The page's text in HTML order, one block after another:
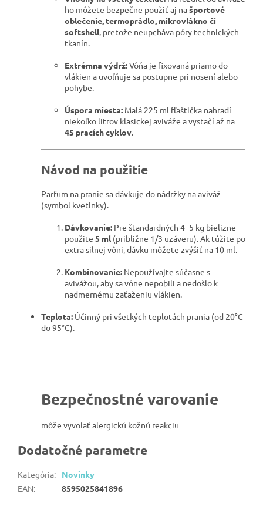
ho môžete bezpečne použiť aj našportové
oblečenie, termoprádlo, mikrovlákno či
softshell, pretože neupcháva póry technických
tkanín.
Extrémna výdrž:Vôňa je fixovaná priamo do
vlákien a uvoľňuje sa postupne pri nosení alebo
pohybe.
Úspora miesta: Malá 225 ml fľaštička nahradí
niekoľko litrov klasickej aviváže a vystačí až na
45 pracích cyklov.
Návod na použitie
Parfum na pranie sa dávkuje do nádržky na aviváž
(symbol kvetinky).
Dávkovanie: Pre štandardných 4–5 kg bielizne
použite 5 ml(približne 1/3 uzáveru). Ak túžite po
extra silnej vôni, dávku môžete zvýšiť na 10 ml.
Kombinovanie: Nepoužívajte súčasne s
avivážou, aby sa vône nepobili a nedošlo k
nadmernému zaťaženiu vlákien.
Teplota: Účinný pri všetkých teplotách prania (od 20°C
do 95°C).
Bezpečnostné varovanie
môže vyvolať alergickú kožnú reakciu
Dodatočné parametre
Kategória:
Novinky
EAN: 8595025841896